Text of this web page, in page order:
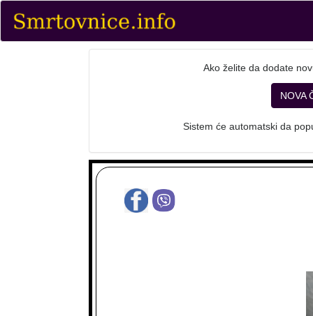
Ako želite da dodate
NOVA
Sistem će automatski da